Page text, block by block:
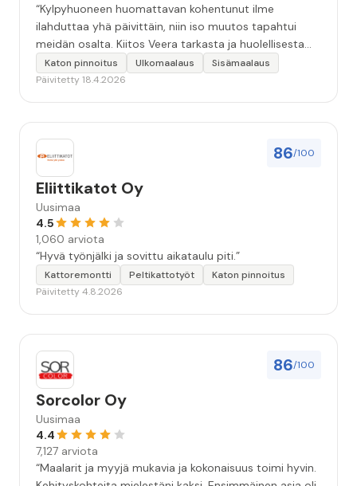
“Kylpyhuoneen huomattavan kohentunut ilme
ilahduttaa yhä päivittäin, niin iso muutos tapahtui
meidän osalta. Kiitos Veera tarkasta ja huolellisesta
työstä, sekä ystävällisestä palvelusta!”
Katon pinnoitus Ulkomaalaus
Sisämaalaus
Päivitetty 18.4.2026
86/100
Eliittikatot Oy
Uusimaa
4.5
1,060 arviota
“Hyvä työnjälki ja sovittu aikataulu piti.”
Kattoremontti Peltikattotyöt
Katon pinnoitus
Päivitetty 4.8.2026
86/100
Sorcolor Oy
Uusimaa
4.4
7,127 arviota
“Maalarit ja myyjä mukavia ja kokonaisuus toimi hyvin.